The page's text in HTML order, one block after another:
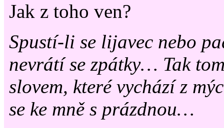
Jak z toho ven?
Spustí-li se lijavec nebo
nevrátí se zpátky… Tak
slovem, které vychází z
se ke mně s prázdnou…